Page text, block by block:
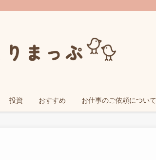
投資 おすすめ お仕事のご依頼について